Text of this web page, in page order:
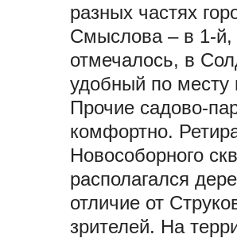
разных частях
Смыслова – в 1-
отмечалось, в
удобный по месту
Прочие садово-
комфортно.
Новособорного
располагался
отличие от
зрителей. На